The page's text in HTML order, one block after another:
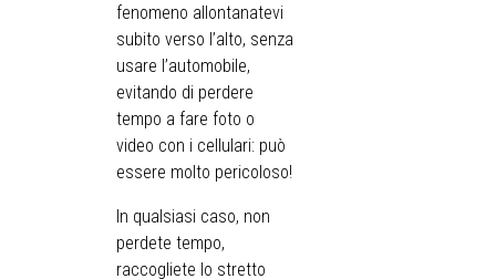
fenomeno allontanatevi
subito verso l’alto, senza
usare l’automobile,
evitando di perdere
tempo a fare foto o
video con i cellulari: può
essere molto pericoloso!
In qualsiasi caso, non
perdete tempo,
raccogliete lo stretto